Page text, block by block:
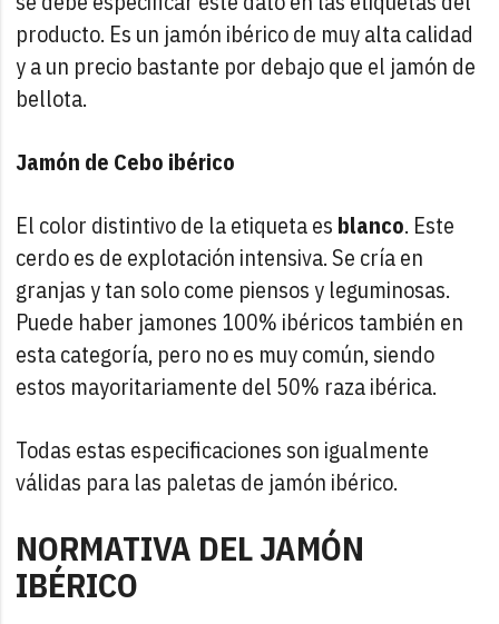
producto. Es un jamón ibérico de muy alta calidad
y a un precio bastante por debajo que el jamón de
bellota.
Jamón de Cebo ibérico
El color distintivo de la etiqueta es blanco. Este
cerdo es de explotación intensiva. Se cría en
granjas y tan solo come piensos y leguminosas.
Puede haber jamones 100% ibéricos también en
esta categoría, pero no es muy común, siendo
estos mayoritariamente del 50% raza ibérica.
Todas estas especificaciones son igualmente
válidas para las paletas de jamón ibérico.
NORMATIVA DEL JAMÓN
IBÉRICO